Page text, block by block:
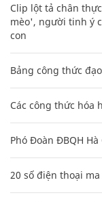
Clip lột tả chân
mèo', người tinh ý
con
Bảng công thức
Các công thức hóa
Phó Đoàn ĐBQH
20 số điện thoại